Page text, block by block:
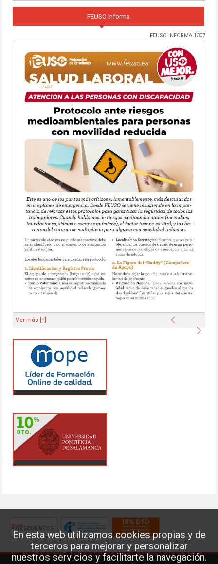
En esta web utilizamos cookies propias y de
terceros para mejorar y personalizar
nuestros servicios y facilitarte la navegación.
FEUSO informa
FEUSO INFORMA 1307
Anterior
Ver más [+]